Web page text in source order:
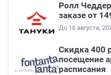
Ролл
заказе от
До 16 августа,
Cкидка 400
посещение
расписания